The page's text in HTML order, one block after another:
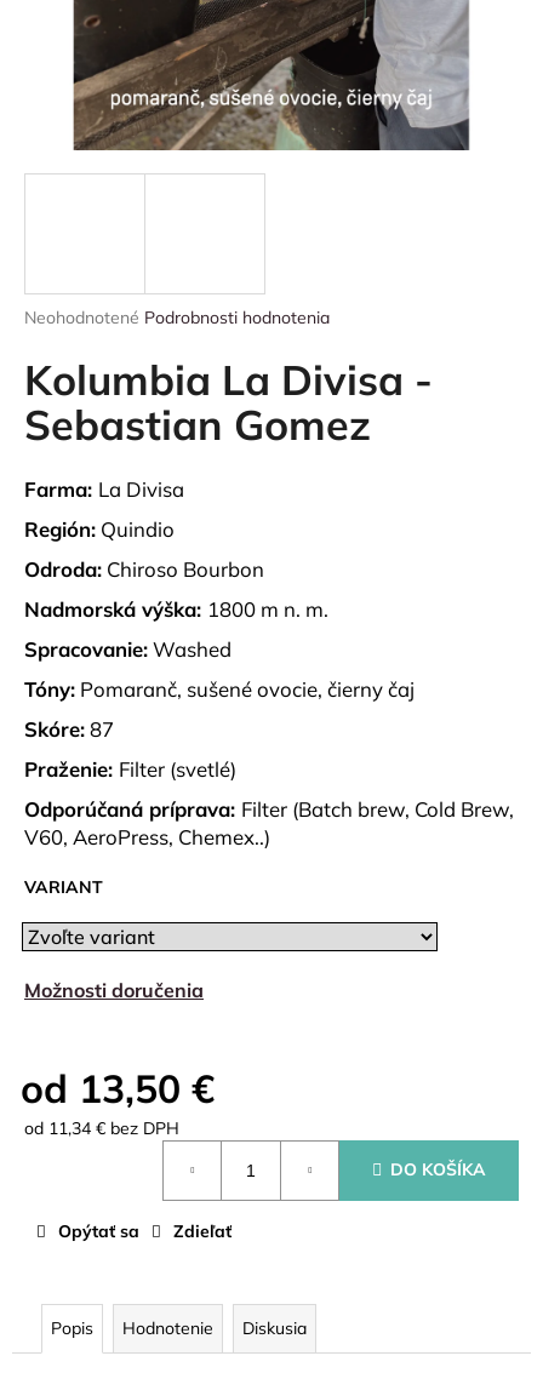
Priemerné
produktu
je
0,0
z
hviezdičiek.
Neohodnotené Podrobnosti hodnotenia
Kolumbia La Divisa -
Sebastian Gomez
Farma: La Divisa
Región: Quindio
Odroda: Chiroso Bourbon
Nadmorská výška: 1800 m n. m.
Spracovanie:Washed
Tóny: Pomaranč, sušené ovocie, čierny čaj
Skóre:87
Praženie: Filter (svetlé)
Odporúčaná príprava: Filter (Batch brew, Cold Brew,
V60, AeroPress, Chemex..)
VARIANT
Možnosti doručenia
od 13,50 €
od 11,34 € bez DPH
DO KOŠÍKA
Opýtať sa Zdieľať
Popis Hodnotenie Diskusia
O
d
p
r
ú
č
a
m
e
VEĽKÝ
DRIPPER
-
FAREBNÝ
€